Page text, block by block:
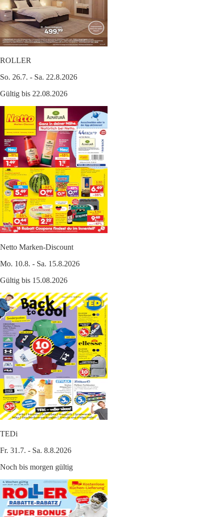
ROLLER
So. 26.7. - Sa. 22.8.2026
Gültig bis 22.08.2026
Netto Marken-Discount
Mo. 10.8. - Sa. 15.8.2026
Gültig bis 15.08.2026
TEDi
Fr. 31.7. - Sa. 8.8.2026
Noch bis morgen gültig